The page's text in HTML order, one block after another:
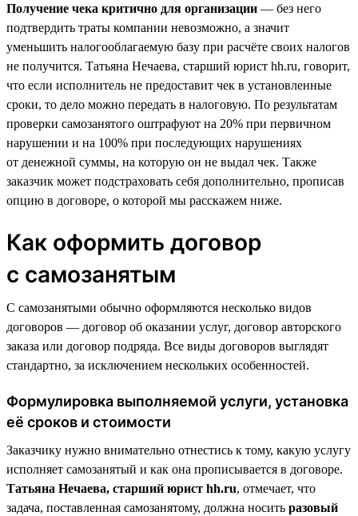
Получение чека критично для организации — без него
подтвердить траты компании невозможно, а значит
уменьшить налогооблагаемую базу при расчёте своих налогов
не получится. Татьяна Нечаева, старший юрист hh.ru, говорит,
что если исполнитель не предоставит чек в установленные
сроки, то дело можно передать в налоговую. По результатам
проверки самозанятого оштрафуют на 20% при первичном
нарушении и на 100% при последующих нарушениях
от денежной суммы, на которую он не выдал чек. Также
заказчик может подстраховать себя дополнительно, прописав
опцию в договоре, о которой мы расскажем ниже.
Как оформить договор
с самозанятым
С самозанятыми обычно оформляются несколько видов
договоров — договор об оказании услуг, договор авторского
заказа или договор подряда. Все виды договоров выглядят
стандартно, за исключением нескольких особенностей.
Формулировка выполняемой услуги, установка
её сроков и стоимости
Заказчику нужно внимательно отнестись к тому, какую услугу
исполняет самозанятый и как она прописывается в договоре.
Татьяна Нечаева, старший юрист hh.ru, отмечает, что
задача, поставленная самозанятому, должна носить разовый